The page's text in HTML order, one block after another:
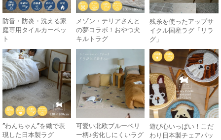
防音・防炎・洗える家
庭専用タイルカーペッ
ト
メゾン・テリアさんと
の夢コラボ！おやつ犬
キルトラグ
残糸を使ったアップサ
イクル国産ラグ「リラ
グ」
”わんちゃん”を織で表
現した日本製ラグ
可愛い北欧ブルーベリ
ー柄♪劣化しにくいラグ
遊び心いっぱい！こだ
わり日本製チェアパッ